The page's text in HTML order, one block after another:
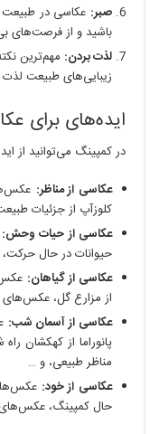
صبر: عکاسی در طبیعت
باشید و از فرصت‌های
لذت بردن: مهم‌ترین
زیبایی‌های طبیعت لذت
ایده‌های برای
در کمپینگ می‌توانید از
عکاسی از مناظر:
کلوزآپ از جزئیات
عکاسی از حیات وحش:
حیوانات در حال
عکاسی از گیاهان:
از مزارع گل، عکس‌های
عکاسی از آسمان شب:
پانوراما از کهکشان
مناظر طبیعی، و …
عکاسی از خود:
حال کمپینگ، عکس‌های